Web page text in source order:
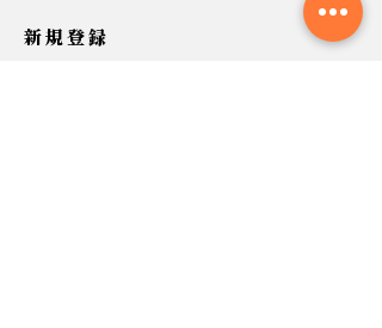
新規登録